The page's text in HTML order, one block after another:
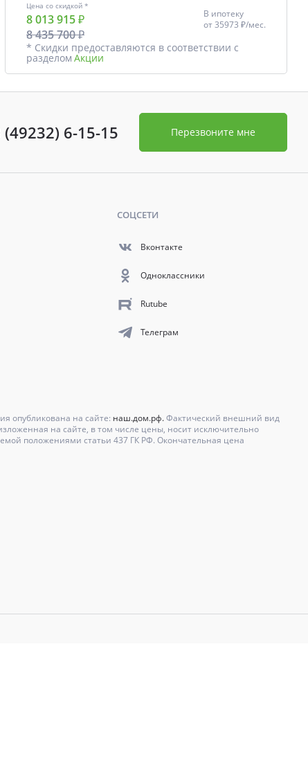
Цена со скидкой *
8 013 915 ₽
8 435 700 ₽
В ипотеку
от35973 ₽/мес.
* Скидки предоставляются в соответствии с
разделом Акции
(49232) 6-15-15 Перезвоните мне
СОЦСЕТИ
Вконтакте
Одноклассники
Rutube
Телеграм
опубликована на сайте: наш.дом.рф.Фактический внешний вид
на сайте, в том числе цены, носит исключительно
положениями статьи 437 ГК РФ. Окончательная цена